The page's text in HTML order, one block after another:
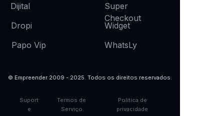
Dijital
Papo Vip
Dropi
Super
Checkout
Widget
WhatsLy
© Empreender 2009 - 2025. Todos os direitos reservados.
Suport
e
Termos de
Serviço
Politica de
privacidade